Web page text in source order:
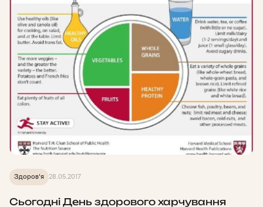
Здоров'я 28.05.2017
Сьогодні День здорового харчування